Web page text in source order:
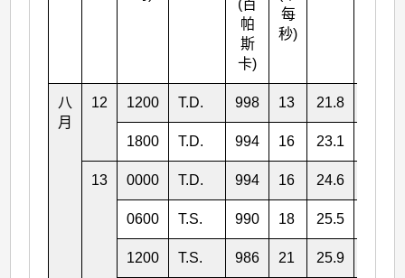
(百
帕
斯
卡)
每
秒)
八
月
12 1200 T.D. 998 13 21.8
1800 T.D. 994 16 23.1
13 0000 T.D. 994 16 24.6
0600 T.S. 990 18 25.5
1200 T.S. 986 21 25.9